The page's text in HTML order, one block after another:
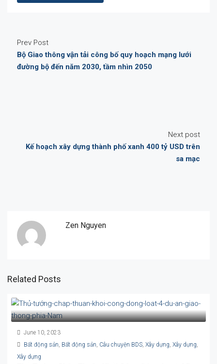
Prev Post
Bộ Giao thông vận tải công bố quy hoạch mạng lưới
đường bộ đến năm 2030, tầm nhìn 2050
Next post
Kế hoạch xây dựng thành phố xanh 400 tỷ USD trên
sa mạc
Zen Nguyen
Related Posts
June 10, 2023
Bất động sản Bất động sản Câu chuyện BDS Xây dựng Xây dựng
Xây dựng